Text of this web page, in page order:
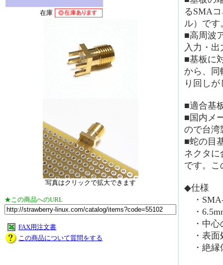
在庫
写真はクリックで拡大できます
★この商品へのURL
FAX用注文書
この商品について質問をする
るSMA
ル）です
■高周波
入力・
■基板に
から、同
り回し
■適合基
■国内メ
ので台湾
■蛇の目
ネクタに
です。こ
◆仕様
・
・
・中心
・表面
・絶縁